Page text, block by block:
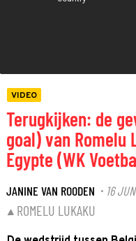
VIDEO
Terugkijken: de
goal) van Romelu
Egypte (WK
JANINE VAN ROODEN · 16
ROMELU LUKAKU